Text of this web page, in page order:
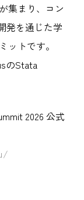
集まり、コン
発を通じた学
ットです。
のStata
2026 公式